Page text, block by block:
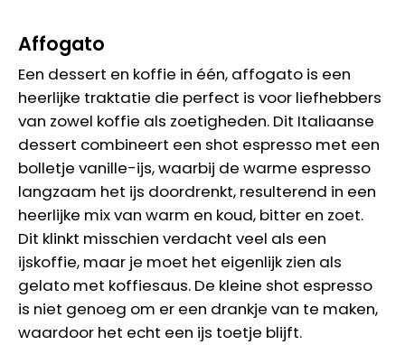
Affogato
Een dessert en koffie in één, affogato is een
heerlijke traktatie die perfect is voor liefhebbers
van zowel koffie als zoetigheden. Dit Italiaanse
dessert combineert een shot espresso met een
bolletje vanille-ijs, waarbij de warme espresso
langzaam het ijs doordrenkt, resulterend in een
heerlijke mix van warm en koud, bitter en zoet.
Dit klinkt misschien verdacht veel als een
ijskoffie, maar je moet het eigenlijk zien als
gelato met koffiesaus. De kleine shot espresso
is niet genoeg om er een drankje van te maken,
waardoor het echt een ijs toetje blijft.